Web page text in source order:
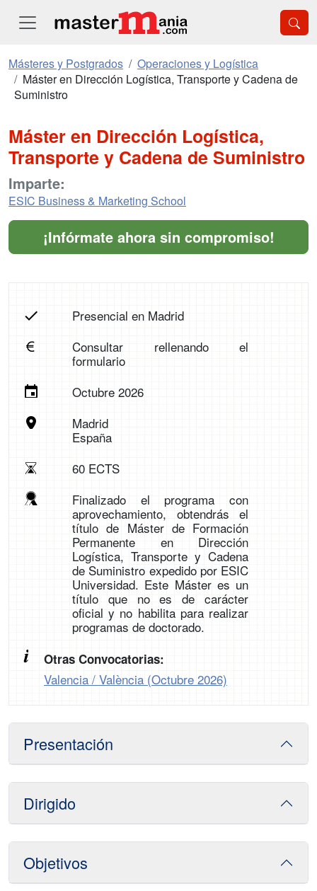
Másteres y Postgrados
Operaciones y Logística
Máster en Dirección Logística, Transporte y Cadena de
Suministro
Máster en Dirección Logística,
Transporte y Cadena de Suministro
Imparte:
ESIC Business & Marketing School
¡Infórmate ahora sin compromiso!
Presencial en Madrid
Consultar rellenando el
formulario
Octubre 2026
Madrid
España
60 ECTS
Finalizado el programa con
aprovechamiento, obtendrás el
título de Máster de Formación
Permanente en Dirección
Logística, Transporte y Cadena
de Suministro expedido por ESIC
Universidad. Este Máster es un
título que no es de carácter
oficial y no habilita para realizar
programas de doctorado.
Otras Convocatorias:
Valencia / València (Octubre 2026)
Presentación
Dirigido
Objetivos